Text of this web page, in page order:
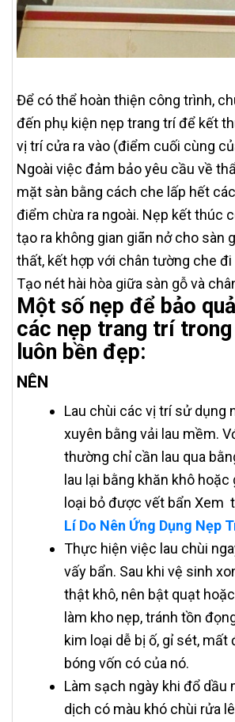
Để có thể hoàn thiện công trình,
đến phụ kiện nẹp trang trí để kết
vị trí cửa ra vào (điểm cuối cùng
Ngoài việc đảm bảo yêu cầu về
mặt sàn bằng cách che lấp hết
điểm chừa ra ngoài. Nẹp kết thúc
tạo ra không gian giãn nở cho sàn
thất, kết hợp với chân tường che đi
Tạo nét hài hòa giữa sàn gỗ và
Một số nẹp để bảo
các nẹp trang trí trong
luôn bền đẹp:
NÊN
Lau chùi các vị trí sử dụng
xuyên bằng vải lau mềm.
thường chỉ cần lau qua
lau lại bằng khăn khô hoặc
loại bỏ được vết bẩn Xem
Lí Do Nên Ứng Dụng Nẹp
Thực hiện việc lau chùi
vấy bẩn. Sau khi vệ sinh
thật khô, nên bật quạt
làm kho nẹp, tránh tồn
kim loại dễ bị ố, gỉ sét, mất
bóng vốn có của nó.
Làm sạch ngày khi đổ dầu
dịch có màu khó chùi rửa